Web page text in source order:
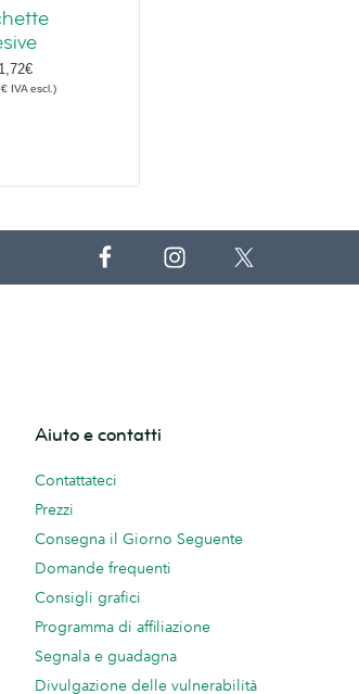
IVA escl. )
Aiuto e contatti
Contattateci
Prezzi
Consegna il Giorno Seguente
Domande frequenti
Consigli grafici
Programma di affiliazione
Segnala e guadagna
Divulgazione delle vulnerabilità